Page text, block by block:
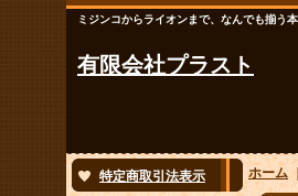
ミジンコからライオンまで、なんでも揃う
有限会社プラスト
特定商取引法表示 ホーム